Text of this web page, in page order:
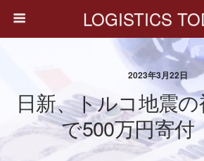
LOGISTICS
2023年3月22日
日新、トルコ地震
で500万円寄付